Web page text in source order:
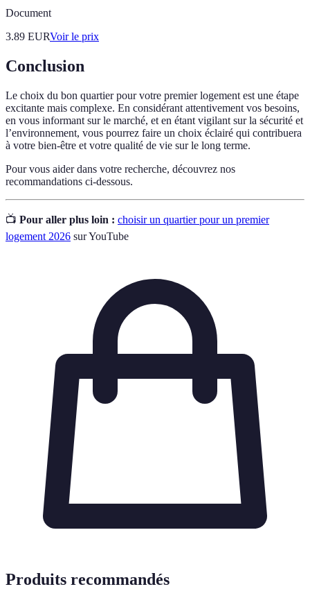
Document
3.89 EURVoir le prix
Conclusion
Le choix du bon quartier pour votre premier logement est une étape
excitante mais complexe. En considérant attentivement vos besoins,
en vous informant sur le marché, et en étant vigilant sur la sécurité et
l’environnement, vous pourrez faire un choix éclairé qui contribuera
à votre bien-être et votre qualité de vie sur le long terme.
Pour vous aider dans votre recherche, découvrez nos
recommandations ci-dessous.
📺 Pour aller plus loin : choisir un quartier pour un premier
logement 2026 sur YouTube
Produits recommandés